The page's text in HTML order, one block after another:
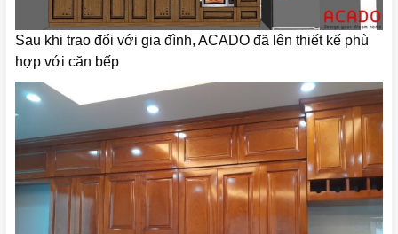
Sau khi trao đổi với gia đình, ACADO đã lên thiết kế phù
hợp với căn bếp